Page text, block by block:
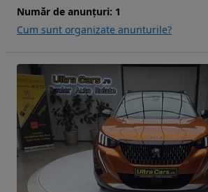
Număr de anunțuri: 1
Cum sunt organizate anunturile?